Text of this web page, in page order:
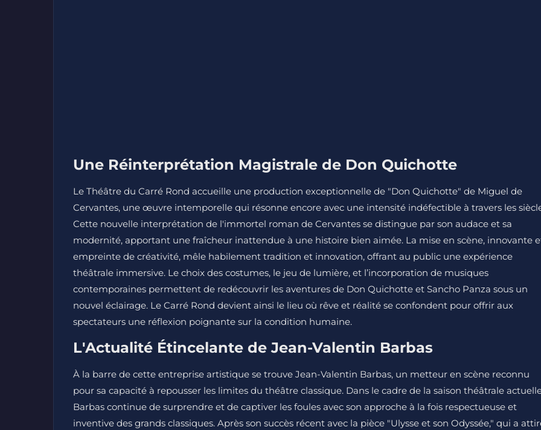
Une Réinterprétation Magistrale de Don Quichotte
Le Théâtre du Carré Rond accueille une production exceptionnelle de "Don Quichotte" de Miguel de
Cervantes, une œuvre intemporelle qui résonne encore avec une intensité indéfectible à travers les
Cette nouvelle interprétation de l'immortel roman de Cervantes se distingue par son audace et sa
modernité, apportant une fraîcheur inattendue à une histoire bien aimée. La mise en scène, innovante
empreinte de créativité, mêle habilement tradition et innovation, offrant au public une expérience
théâtrale immersive. Le choix des costumes, le jeu de lumière, et l’incorporation de musiques
contemporaines permettent de redécouvrir les aventures de Don Quichotte et Sancho Panza sous un
nouvel éclairage. Le Carré Rond devient ainsi le lieu où rêve et réalité se confondent pour offrir aux
spectateurs une réflexion poignante sur la condition humaine.
L'Actualité Étincelante de Jean-Valentin Barbas
À la barre de cette entreprise artistique se trouve Jean-Valentin Barbas, un metteur en scène reconnu
pour sa capacité à repousser les limites du théâtre classique. Dans le cadre de la saison théâtrale
Barbas continue de surprendre et de captiver les foules avec son approche à la fois respectueuse et
inventive des grands classiques. Après son succès récent avec la pièce "Ulysse et son Odyssée," qui a